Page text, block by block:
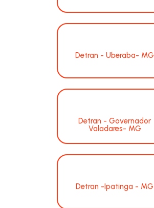
Detran - Uberaba- MG
Detran - Governador
Valadares- MG
Detran -Ipatinga - MG